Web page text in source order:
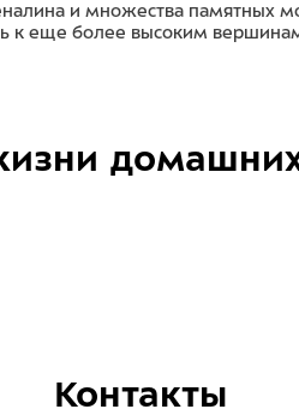
и множества памятных
к еще более высоким
Контакты